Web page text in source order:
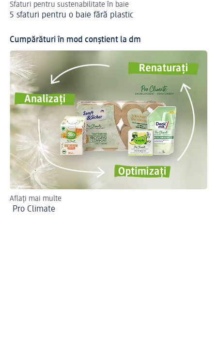
Sfaturi pentru sustenabilitate în baie
5 sfaturi pentru o baie fără plastic
Cumpărături în mod conștient la dm
Aflați mai multe
Pro Climate